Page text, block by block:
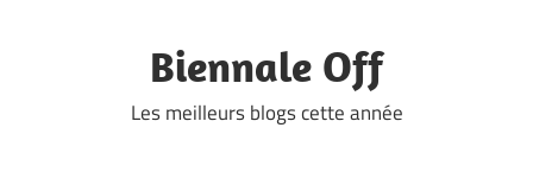
Biennale Off
Les meilleurs blogs cette année